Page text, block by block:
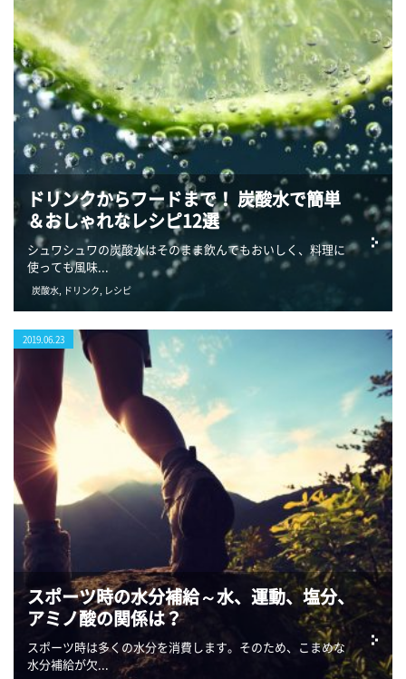
ドリンクからフードまで！ 炭酸水で簡単
＆おしゃれなレシピ12選
シュワシュワの炭酸水はそのまま飲んでもおいしく、料理に
使っても風味...
炭酸水 ドリンク レシピ
2019.06.23
スポーツ時の水分補給～水、運動、塩分、
アミノ酸の関係は？
スポーツ時は多くの水分を消費します。そのため、こまめな
水分補給が欠...